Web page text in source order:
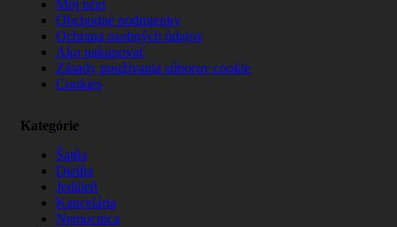
Môj účet
Obchodné podmienky
Ochrana osobných údajov
Ako nakupovať
Zásady používania súborov cookie
Cookies
Kategórie
Šatňa
Dielňa
Jedáleň
Kancelária
Nemocnica